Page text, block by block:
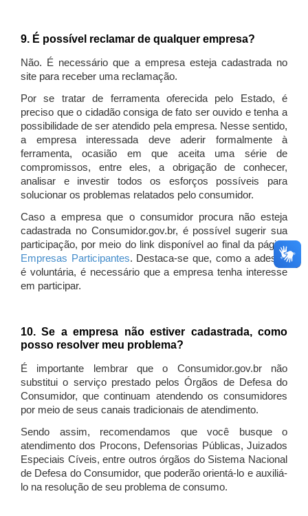
9. É possível reclamar de qualquer empresa?
Não. É necessário que a empresa esteja cadastrada no
site para receber uma reclamação.
Por se tratar de ferramenta oferecida pelo Estado, é
preciso que o cidadão consiga de fato ser ouvido e tenha a
possibilidade de ser atendido pela empresa. Nesse sentido,
a empresa interessada deve aderir formalmente à
ferramenta, ocasião em que aceita uma série de
compromissos, entre eles, a obrigação de conhecer,
analisar e investir todos os esforços possíveis para
solucionar os problemas relatados pelo consumidor.
Caso a empresa que o consumidor procura não esteja
cadastrada no Consumidor.gov.br, é possível sugerir sua
participação, por meio do link disponível ao final da página
Empresas Participantes. Destaca-se que, como a adesão
é voluntária, é necessário que a empresa tenha interesse
em participar.
10. Se a empresa não estiver cadastrada, como
posso resolver meu problema?
É importante lembrar que o Consumidor.gov.br não
substitui o serviço prestado pelos Órgãos de Defesa do
Consumidor, que continuam atendendo os consumidores
por meio de seus canais tradicionais de atendimento.
Sendo assim, recomendamos que você busque o
atendimento dos Procons, Defensorias Públicas, Juizados
Especiais Cíveis, entre outros órgãos do Sistema Nacional
de Defesa do Consumidor, que poderão orientá-lo e auxiliá-
lo na resolução de seu problema de consumo.